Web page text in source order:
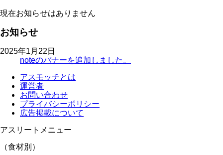
現在お知らせはありません
お知らせ
2025年1月22日
noteのバナーを追加しました。
アスモッチとは
運営者
お問い合わせ
プライバシーポリシー
広告掲載について
アスリートメニュー
（食材別）